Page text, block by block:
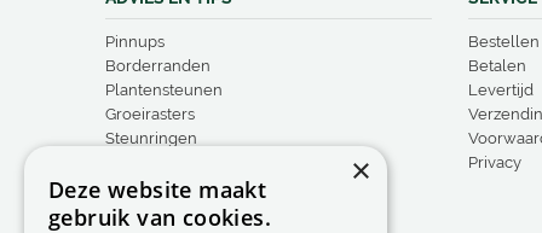
Pinnups
Borderranden
Plantensteunen
Groeirasters
Steunringen
Bestellen
Betalen
Levertijd
Privacy
×
Deze website maakt
gebruik van cookies.